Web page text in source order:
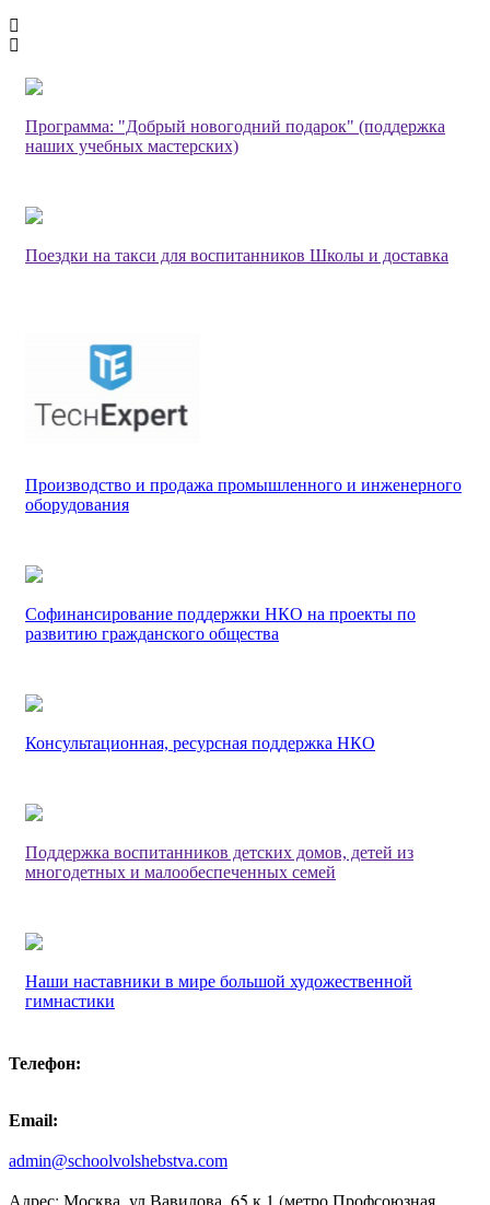
Программа: "Добрый новогодний подарок" (поддержка
наших учебных мастерских)
Поездки на такси для воспитанников Школы и доставка
Производство и продажа промышленного и инженерного
оборудования
Софинансирование поддержки НКО на проекты по
развитию гражданского общества
Консультационная, ресурсная поддержка НКО
Поддержка воспитанников детских домов, детей из
многодетных и малообеспеченных семей
Наши наставники в мире большой художественной
гимнастики
Телефон:
Email:
admin@schoolvolshebstva.com
Адрес: Москва, ул.Вавилова, 65 к 1 (метро Профсоюзная,